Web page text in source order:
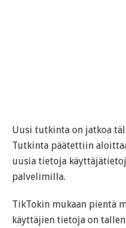
Uusi tutkinta on jatkoa
Tutkinta päätettiin
uusia tietoja
palvelimilla.
TikTokin mukaan pientä
käyttäjien tietoja on